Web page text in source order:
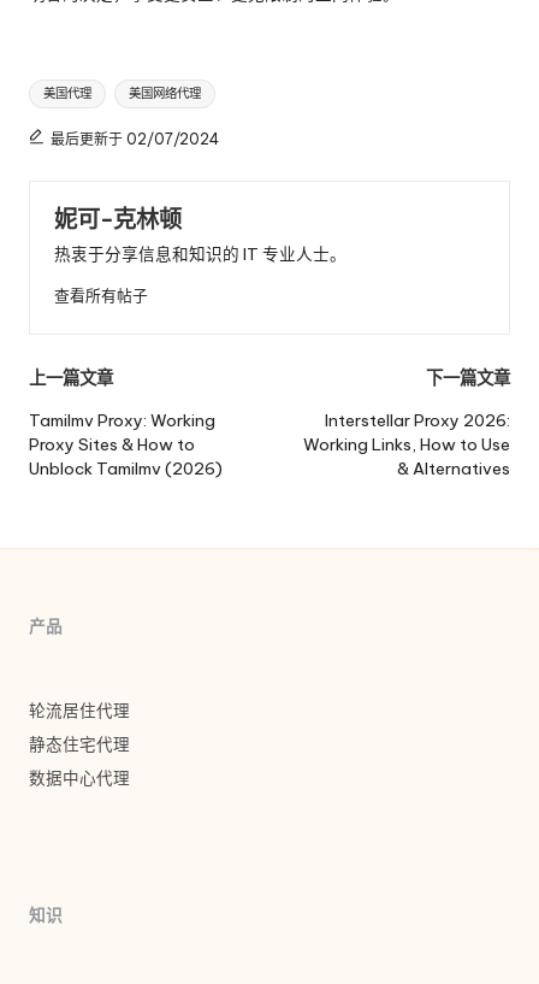
标
签
美国代理 美国网络代理
最后更新于 02/07/2024
妮可-克林顿
热衷于分享信息和知识的 IT 专业人士。
查看所有帖子
邮
政
导
上一篇文章
Tamilmv Proxy: Working
Proxy Sites & How to
Unblock Tamilmv (2026)
下一篇文章
Interstellar Proxy 2026:
Working Links, How to Use
& Alternatives
产品
轮流居住代理
静态住宅代理
数据中心代理
知识